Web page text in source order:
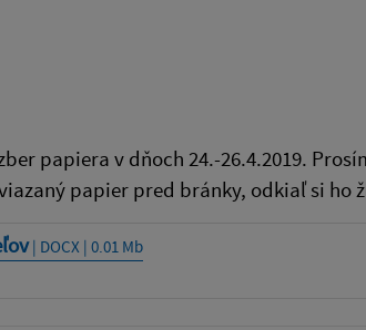
papiera v dňoch 24.-26.4.2019.
papier pred bránky, odkiaľ si ho
| DOCX | 0.01 Mb